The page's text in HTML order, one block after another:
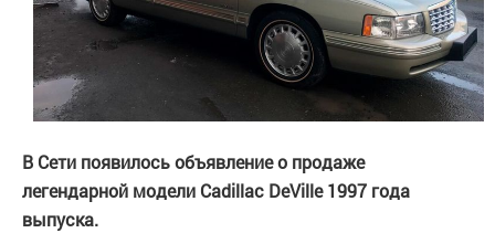
В Сети появилось объявление о продаже
легендарной модели Cadillac DeVille 1997 года
выпуска.